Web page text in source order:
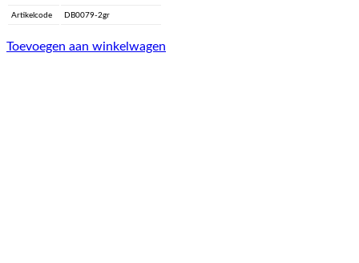
Artikelcode DB0079-2gr
Toevoegen aan winkelwagen